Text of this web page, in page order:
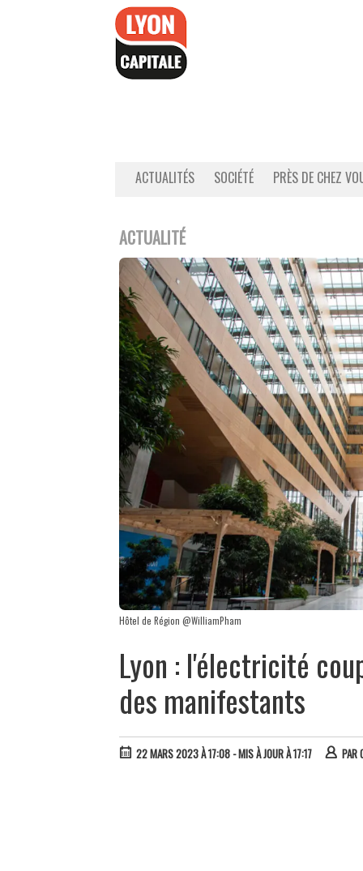
ACTUALITÉS SOCIÉTÉ PRÈS DE CHEZ
ACTUALITÉ
Hôtel de Région @WilliamPham
Lyon : l'électricité
des manifestants
22 MARS 2023 À 17:08 - MIS À JOUR À 17:17 PAR